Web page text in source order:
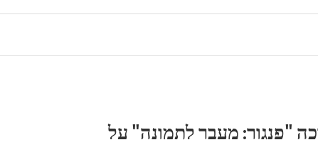
"פנגור: מעבר לתמונה" על